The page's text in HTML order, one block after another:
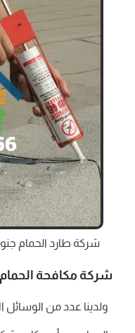
شركة طارد الحمام جنوب
شركة مكافحة
ولدينا عدد من الوسائل